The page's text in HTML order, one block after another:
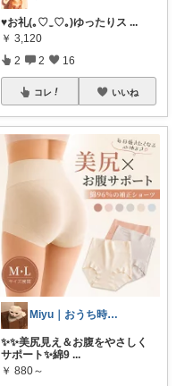
♥お礼(⁠｡⁠♡⁠‿⁠♡⁠｡⁠)ゆったりス ...
￥ 3,120
2 2 16
コレ いいね
Miyu｜おうち時間の小さな幸せ🌸
✨✨美尻見え＆お腹をやさしく
サポート✨綿9 ...
￥ 880～